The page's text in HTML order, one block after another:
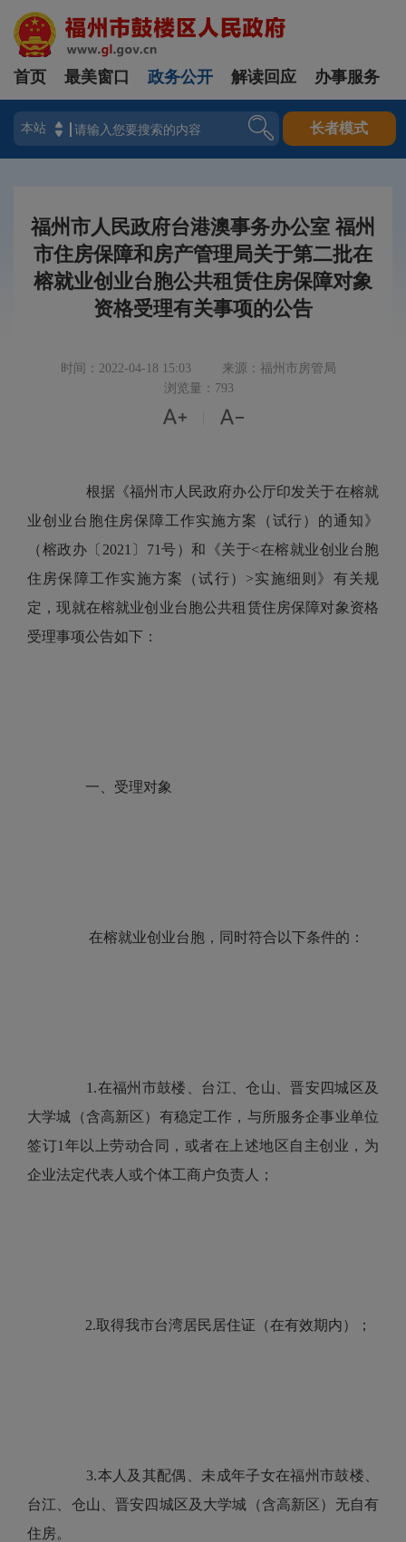
登录
首页 最美窗口 政务公开 解读回应 办事服务
长者模式
福州市人民政府台港澳事务办公室 福州
市住房保障和房产管理局关于第二批在
榕就业创业台胞公共租赁住房保障对象
资格受理有关事项的公告
时间：2022-04-18 15:03
来源：福州市房管局
浏览量：793
 
根据《福州市人民政府办公厅印发关于在榕就
业创业台胞住房保障工作实施方案（试行）的通知》
（榕政办〔2021〕71号）和《关于<在榕就业创业台胞
住房保障工作实施方案（试行）>实施细则》有关规
定，现就在榕就业创业台胞公共租赁住房保障对象资格
受理事项公告如下：
一、受理对象
在榕就业创业台胞，同时符合以下条件的：
1.在福州市鼓楼、台江、仓山、晋安四城区及
大学城（含高新区）有稳定工作，与所服务企事业单位
签订1年以上劳动合同，或者在上述地区自主创业，为
企业法定代表人或个体工商户负责人；
2.取得我市台湾居民居住证（在有效期内）；
3.本人及其配偶、未成年子女在福州市鼓楼、
台江、仓山、晋安四城区及大学城（含高新区）无自有
住房。